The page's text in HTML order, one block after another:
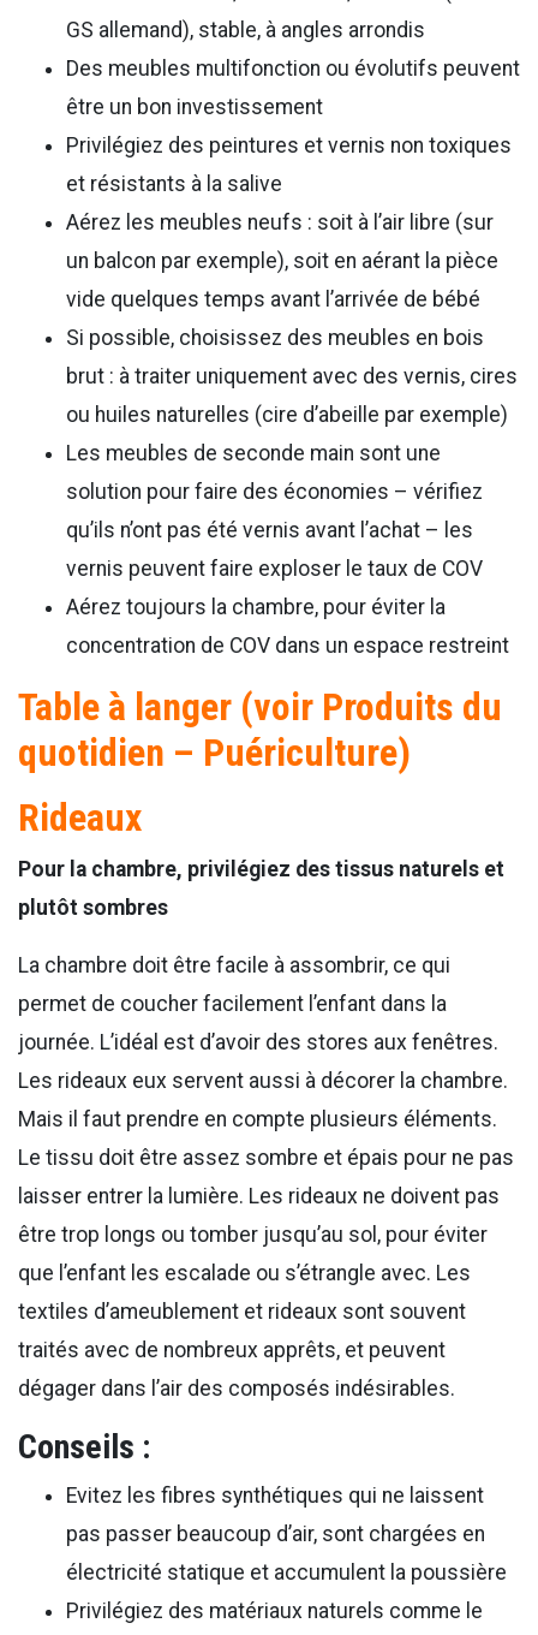
GS allemand), stable, à angles arrondis
Des meubles multifonction ou évolutifs peuvent
être un bon investissement
Privilégiez des peintures et vernis non toxiques
et résistants à la salive
Aérez les meubles neufs : soit à l’air libre (sur
un balcon par exemple), soit en aérant la pièce
vide quelques temps avant l’arrivée de bébé
Si possible, choisissez des meubles en bois
brut : à traiter uniquement avec des vernis, cires
ou huiles naturelles (cire d’abeille par exemple)
Les meubles de seconde main sont une
solution pour faire des économies – vérifiez
qu’ils n’ont pas été vernis avant l’achat – les
vernis peuvent faire exploser le taux de COV
Aérez toujours la chambre, pour éviter la
concentration de COV dans un espace restreint
Table à langer (voir Produits du
quotidien – Puériculture)
Rideaux
Pour la chambre, privilégiez des tissus naturels et
plutôt sombres
La chambre doit être facile à assombrir, ce qui
permet de coucher facilement l’enfant dans la
journée. L’idéal est d’avoir des stores aux fenêtres.
Les rideaux eux servent aussi à décorer la chambre.
Mais il faut prendre en compte plusieurs éléments.
Le tissu doit être assez sombre et épais pour ne pas
laisser entrer la lumière. Les rideaux ne doivent pas
être trop longs ou tomber jusqu’au sol, pour éviter
que l’enfant les escalade ou s’étrangle avec. Les
textiles d’ameublement et rideaux sont souvent
traités avec de nombreux apprêts, et peuvent
dégager dans l’air des composés indésirables.
Conseils :
Evitez les fibres synthétiques qui ne laissent
pas passer beaucoup d’air, sont chargées en
électricité statique et accumulent la poussière
Privilégiez des matériaux naturels comme le